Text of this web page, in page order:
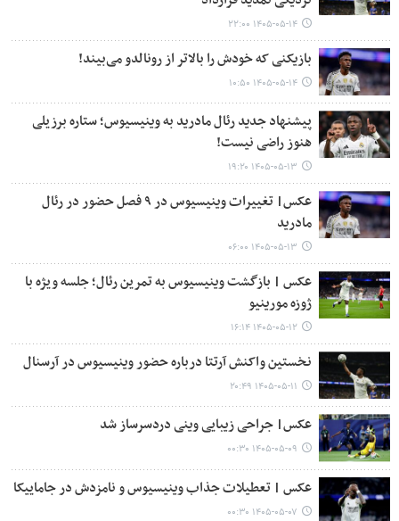
۱۴۰۵-۰۵-۱۴ ۲۲:۰۰
بازیکنی که خودش را بالاتر از رونالدو می‌بیند!
۱۴۰۵-۰۵-۱۴ ۱۰:۵۰
پیشنهاد جدید رئال مادرید به وینیسیوس؛ ستاره برزیلی
هنوز راضی نیست!
۱۴۰۵-۰۵-۱۳ ۱۹:۲۰
عکس| تغییرات وینیسیوس در ۹ فصل حضور در رئال
مادرید
۱۴۰۵-۰۵-۱۳ ۰۶:۰۰
عکس | بازگشت وینیسیوس به تمرین رئال؛ جلسه ویژه با
ژوزه مورینیو
۱۴۰۵-۰۵-۱۲ ۱۶:۱۴
نخستین واکنش آرتتا درباره حضور وینیسیوس در آرسنال
۱۴۰۵-۰۵-۱۱ ۲۰:۴۹
عکس| جراحی زیبایی وینی دردسرساز شد
۱۴۰۵-۰۵-۰۹ ۰۰:۳۰
عکس | تعطیلات جذاب وینیسیوس و نامزدش در جاماییکا
۱۴۰۵-۰۵-۰۷ ۰۰:۳۰